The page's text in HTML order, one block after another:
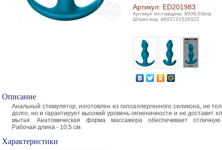
Артикул: ED201983
Артикул поставщика: 8006-03lola
Штрих-код: 4603721516322
Описание
Анальный стимулятор, изготовлен из гипоаллергенного силикона, не
долго, но и гарантирует высокий уровень гигиеничности и не доставит
мытья. Анатомическая форма массажера обеспечивает
Рабочая длина - 10,5 см.
Характеристики